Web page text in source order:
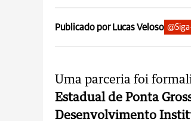
Publicado por Lucas Veloso
Uma parceria foi
Estadual de Ponta
Desenvolvimento